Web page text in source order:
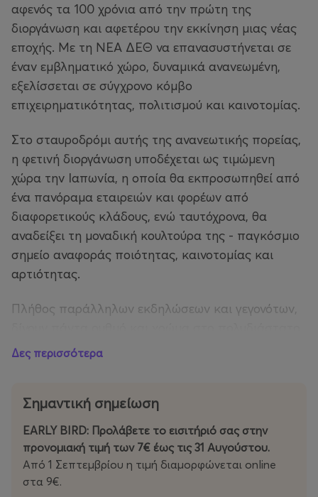
αφενός τα 100 χρόνια από την πρώτη της
διοργάνωση και αφετέρου την εκκίνηση μιας νέας
εποχής. Με τη ΝΕΑ ΔΕΘ να επανασυστήνεται σε
έναν εμβληματικό χώρο, δυναμικά ανανεωμένη,
εξελίσσεται σε σύγχρονο κόμβο
επιχειρηματικότητας, πολιτισμού και καινοτομίας.
Στο σταυροδρόμι αυτής της ανανεωτικής πορείας,
η φετινή διοργάνωση υποδέχεται ως τιμώμενη
χώρα την Ιαπωνία, η οποία θα εκπροσωπηθεί από
ένα πανόραμα εταιρειών και φορέων από
διαφορετικούς κλάδους, ενώ ταυτόχρονα, θα
αναδείξει τη μοναδική κουλτούρα της - παγκόσμιο
σημείο αναφοράς ποιότητας, καινοτομίας και
αρτιότητας.
Πλήθος παράλληλων εκδηλώσεων και γεγονότων,
γεγονός της ΔΕΘ που ειδικά φέτος, ετοιμάζεται να
9 ημέρες
1.000+ Εκθέτες
200.000+ Επισκέπτες
10+ θεματικά αφιερώματα
400+ Β2Β ραντεβού
Δες περισσότερα
Σημαντική σημείωση
EARLY BIRD: Προλάβετε το εισιτήριό σας στην
προνομιακή τιμή των 7€ έως τις 31 Αυγούστου.
Από 1 Σεπτεμβρίου η τιμή διαμορφώνεται online
στα 9€.